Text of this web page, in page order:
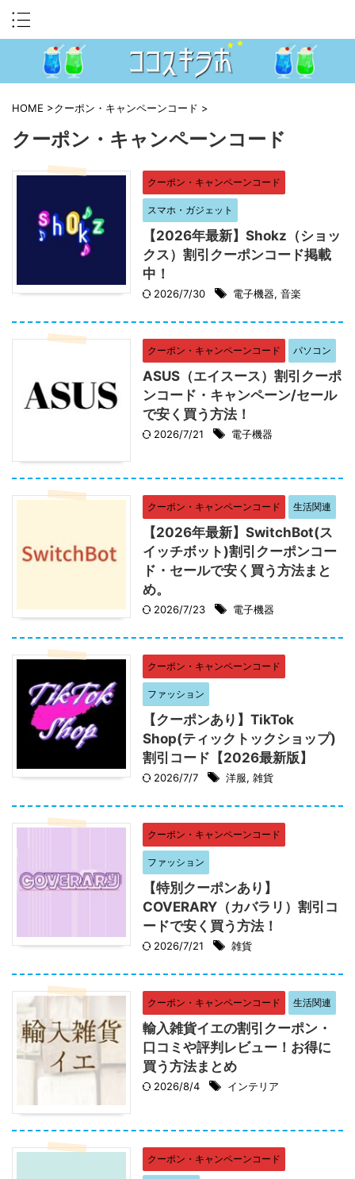
HOME >クーポン・キャンペーンコード >
クーポン・キャンペーンコード
クーポン・キャンペーンコード
スマホ・ガジェット
【2026年最新】Shokz（ショッ
クス）割引クーポンコード掲載
中！
2026/7/30 電子機器, 音楽
クーポン・キャンペーンコード パソコン
ASUS（エイスース）割引クーポ
ンコード・キャンペーン/セール
で安く買う方法！
2026/7/21 電子機器
クーポン・キャンペーンコード 生活関連
【2026年最新】SwitchBot(ス
イッチボット)割引クーポンコー
ド・セールで安く買う方法まと
め。
2026/7/23 電子機器
クーポン・キャンペーンコード
ファッション
【クーポンあり】TikTok
Shop(ティックトックショップ)
割引コード【2026最新版】
2026/7/7 洋服, 雑貨
クーポン・キャンペーンコード
ファッション
【特別クーポンあり】
COVERARY（カバラリ）割引コ
ードで安く買う方法！
2026/7/21 雑貨
クーポン・キャンペーンコード 生活関連
輸入雑貨イエの割引クーポン・
口コミや評判レビュー！お得に
買う方法まとめ
2026/8/4 インテリア
クーポン・キャンペーンコード